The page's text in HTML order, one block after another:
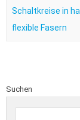
Schaltkreise in
flexible Fasern
Suchen